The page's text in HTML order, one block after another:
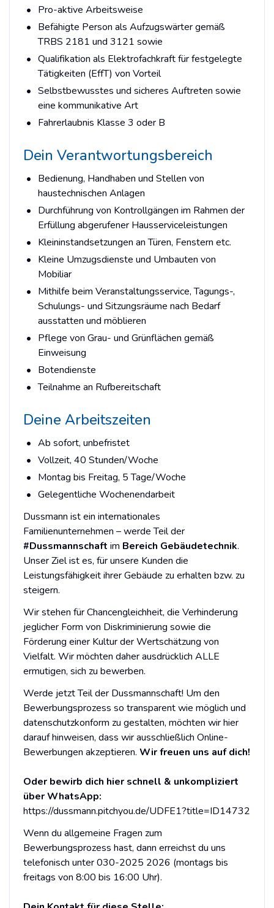
Pro-aktive Arbeitsweise
Befähigte Person als Aufzugswärter gemäß
TRBS 2181 und 3121 sowie
Qualifikation als Elektrofachkraft für festgelegte
Tätigkeiten (EffT) von Vorteil
Selbstbewusstes und sicheres Auftreten sowie
eine kommunikative Art
Fahrerlaubnis Klasse 3 oder B
Dein Verantwortungsbereich
Bedienung, Handhaben und Stellen von
haustechnischen Anlagen
Durchführung von Kontrollgängen im Rahmen der
Erfüllung abgerufener Hausserviceleistungen
Kleininstandsetzungen an Türen, Fenstern etc.
Kleine Umzugsdienste und Umbauten von
Mobiliar
Mithilfe beim Veranstaltungsservice, Tagungs-,
Schulungs- und Sitzungsräume nach Bedarf
ausstatten und möblieren
Pflege von Grau- und Grünflächen gemäß
Einweisung
Botendienste
Teilnahme an Rufbereitschaft
Deine Arbeitszeiten
Ab sofort, unbefristet
Vollzeit, 40 Stunden/Woche
Montag bis Freitag, 5 Tage/Woche
Gelegentliche Wochenendarbeit
Dussmann ist ein internationales
Familienunternehmen – werde Teil der
#Dussmannschaft im Bereich Gebäudetechnik.
Unser Ziel ist es, für unsere Kunden die
Leistungsfähigkeit ihrer Gebäude zu erhalten bzw. zu
steigern.
Wir stehen für Chancengleichheit, die Verhinderung
jeglicher Form von Diskriminierung sowie die
Förderung einer Kultur der Wertschätzung von
Vielfalt. Wir möchten daher ausdrücklich ALLE
ermutigen, sich zu bewerben.
Werde jetzt Teil der Dussmannschaft! Um den
Bewerbungsprozess so transparent wie möglich und
datenschutzkonform zu gestalten, möchten wir hier
darauf hinweisen, dass wir ausschließlich Online-
Bewerbungen akzeptieren. Wir freuen uns auf dich!
Oder bewirb dich hier schnell & unkompliziert
über WhatsApp:
https://dussmann.pitchyou.de/UDFE1?title=ID14732
Wenn du allgemeine Fragen zum
Bewerbungsprozess hast, dann erreichst du uns
telefonisch unter 030-2025 2026 (montags bis
freitags von 8:00 bis 16:00 Uhr).